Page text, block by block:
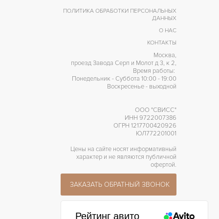
ПОЛИТИКА ОБРАБОТКИ ПЕРСОНАЛЬНЫХ
ДАННЫХ
О НАС
КОНТАКТЫ
Москва,
проезд Завода Серп и Молот д 3, к 2,
Время работы:
Понедельник - Суббота 10:00 - 19:00
Воскресенье - выходной
ООО "СВИСС"
ИНН 9722007386
ОГРН 1217700420926
ЮЛ772201001
Цены на сайте носят информативный
характер и не являются публичной
офертой.
ЗАКАЗАТЬ ОБРАТНЫЙ ЗВОНОК
Рейтинг авито